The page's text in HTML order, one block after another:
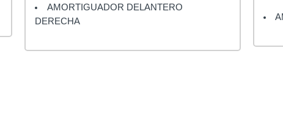
AMORTIGUADOR DELANTERO
DERECHA